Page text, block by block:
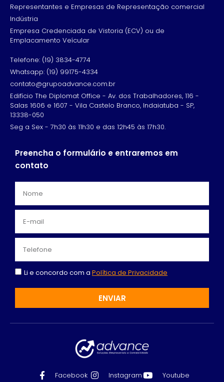
Representantes e Empresas de Representação comercial
Indústria
Empresa Credenciada de Vistoria (ECV) ou de
Emplacamento Veícular
Telefone: (19) 3834-4774
Whatsapp: (19) 99175-4334
contato@grupoadvance.com.br
Edifício The Diplomat Office - Av. dos Trabalhadores, 116 -
Salas 1606 e 1607 - Vila Castelo Branco, Indaiatuba - SP,
13338-050
Seg a Sex - 7h30 às 11h30 e das 12h45 às 17h30.
Preencha o formulário e entraremos em
contato
Li e concordo com a Política de Privacidade
ENVIAR
Facebook Instagram Youtube